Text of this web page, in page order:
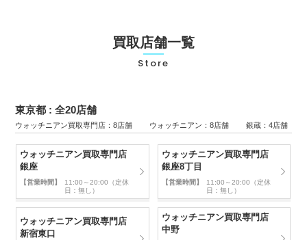
買取店舗一覧
Store
東京都 : 全20店舗
ウォッチニアン買取専門店：8店舗 ウォッチニアン：8店舗 銀蔵：4店舗
ウォッチニアン買取専門店
銀座
【営業時間】
11:00～20:00（定休
日：無し）
ウォッチニアン買取専門店
銀座8丁目
【営業時間】
11:00～20:00（定休
日：無し）
ウォッチニアン買取専門店
新宿東口
ウォッチニアン買取専門店
中野